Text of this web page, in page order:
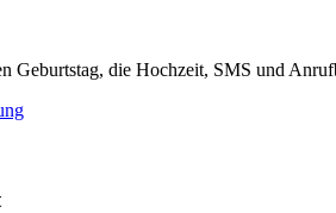
Geburtstag, die Hochzeit, SMS und